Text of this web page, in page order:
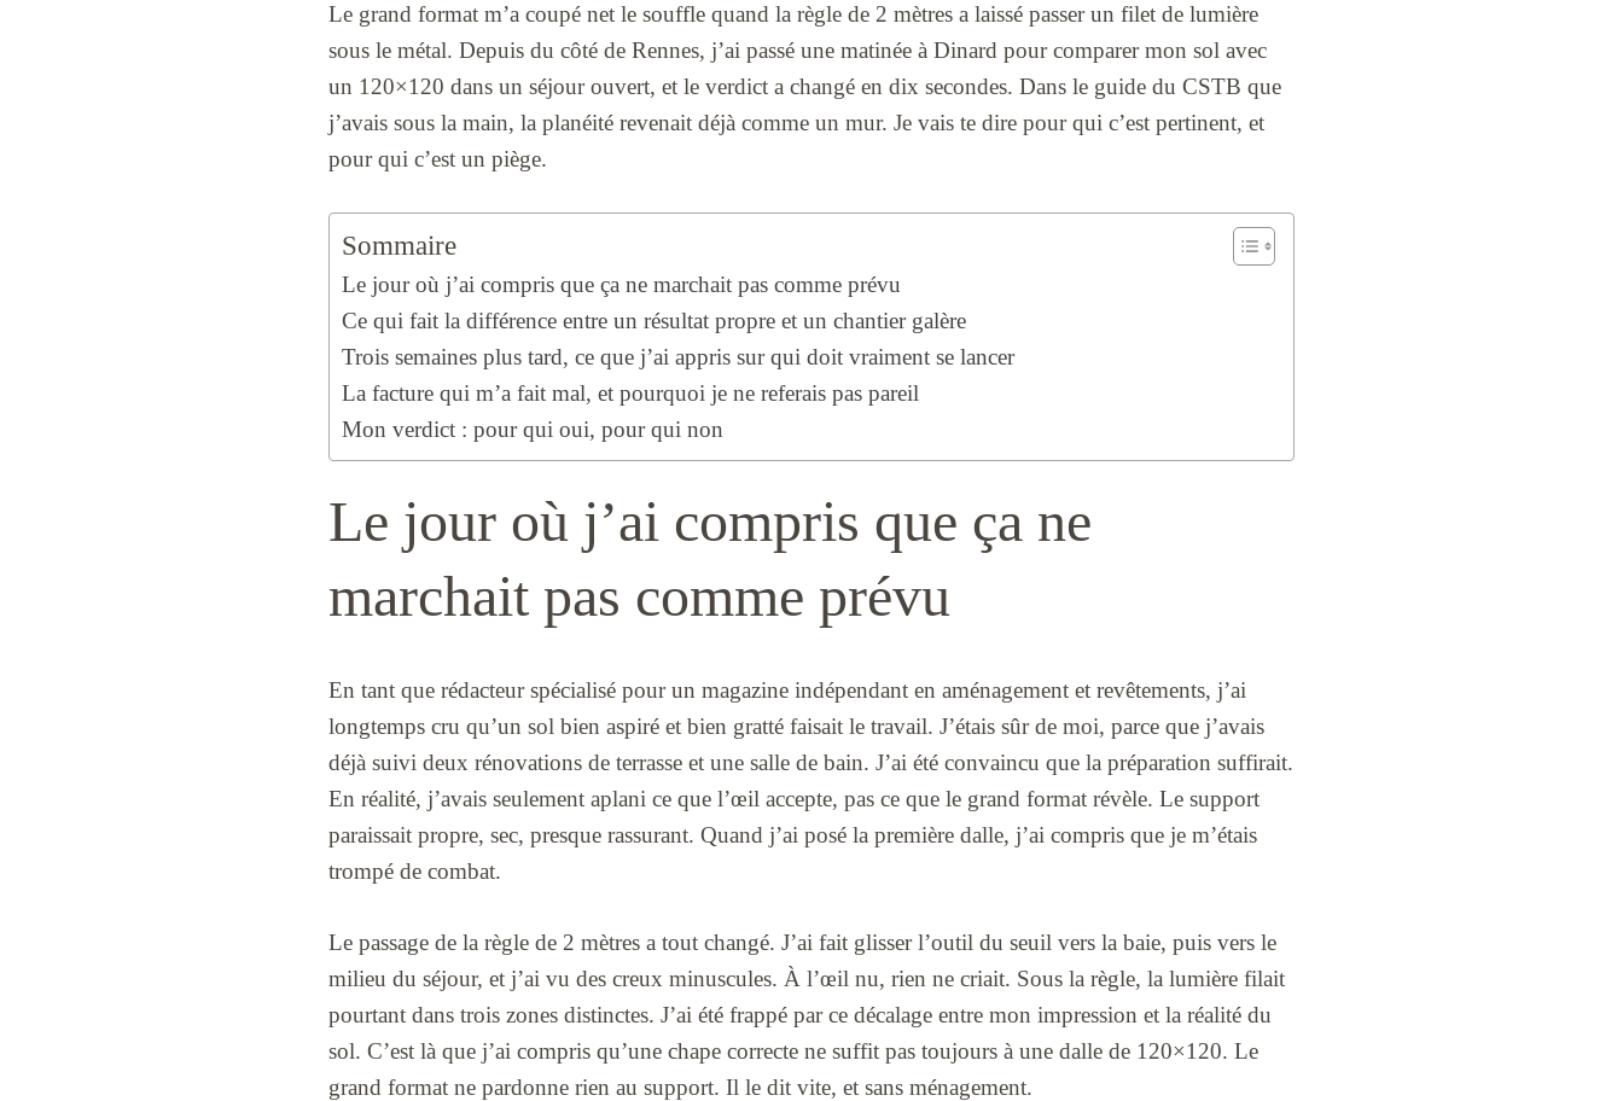
Le grand format m’a coupé net le souffle quand la règle de 2 mètres a laissé passer un filet de lumière
sous le métal. Depuis du côté de Rennes, j’ai passé une matinée à Dinard pour comparer mon sol avec
un 120×120 dans un séjour ouvert, et le verdict a changé en dix secondes. Dans le guide du CSTB que
j’avais sous la main, la planéité revenait déjà comme un mur. Je vais te dire pour qui c’est pertinent, et
pour qui c’est un piège.
Sommaire
Le jour où j’ai compris que ça ne marchait pas comme prévu
Ce qui fait la différence entre un résultat propre et un chantier galère
Trois semaines plus tard, ce que j’ai appris sur qui doit vraiment se lancer
La facture qui m’a fait mal, et pourquoi je ne referais pas pareil
Mon verdict : pour qui oui, pour qui non
Le jour où j’ai compris que ça ne
marchait pas comme prévu
En tant que rédacteur spécialisé pour un magazine indépendant en aménagement et revêtements, j’ai
longtemps cru qu’un sol bien aspiré et bien gratté faisait le travail. J’étais sûr de moi, parce que j’avais
déjà suivi deux rénovations de terrasse et une salle de bain. J’ai été convaincu que la préparation suffirait.
En réalité, j’avais seulement aplani ce que l’œil accepte, pas ce que le grand format révèle. Le support
paraissait propre, sec, presque rassurant. Quand j’ai posé la première dalle, j’ai compris que je m’étais
trompé de combat.
Le passage de la règle de 2 mètres a tout changé. J’ai fait glisser l’outil du seuil vers la baie, puis vers le
milieu du séjour, et j’ai vu des creux minuscules. À l’œil nu, rien ne criait. Sous la règle, la lumière filait
pourtant dans trois zones distinctes. J’ai été frappé par ce décalage entre mon impression et la réalité du
sol. C’est là que j’ai compris qu’une chape correcte ne suffit pas toujours à une dalle de 120×120. Le
grand format ne pardonne rien au support. Il le dit vite, et sans ménagement.